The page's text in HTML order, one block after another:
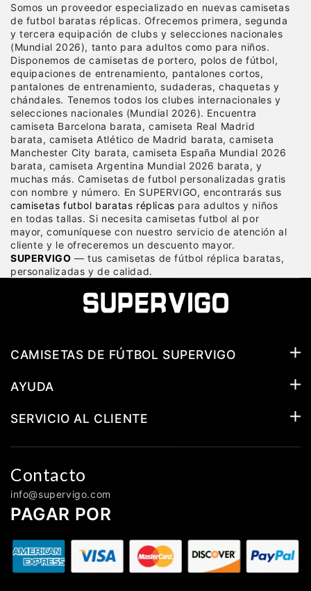
Somos un proveedor especializado en nuevas camisetas
de futbol baratas réplicas. Ofrecemos primera, segunda
y tercera equipación de clubs y selecciones nacionales
(Mundial 2026), tanto para adultos como para niños.
Disponemos de camisetas de portero, polos de fútbol,
equipaciones de entrenamiento, pantalones cortos,
pantalones de entrenamiento, sudaderas, chaquetas y
chándales. Tenemos todos los clubes internacionales y
selecciones nacionales (Mundial 2026). Encuentra
camiseta Barcelona barata, camiseta Real Madrid
barata, camiseta Atlético de Madrid barata, camiseta
Manchester City barata, camiseta España Mundial 2026
barata, camiseta Argentina Mundial 2026 barata, y
muchas más. Camisetas de futbol personalizadas gratis
con nombre y número. En SUPERVIGO, encontrarás sus
camisetas futbol baratas réplicas para adultos y niños
en todas tallas. Si necesita camisetas futbol al por
mayor, comuníquese con nuestro servicio de atención al
cliente y le ofreceremos un descuento mayor.
SUPERVIGO — tus camisetas de fútbol réplica baratas,
personalizadas y de calidad.
CAMISETAS DE FÚTBOL SUPERVIGO
AYUDA
SERVICIO AL CLIENTE
Contacto
info@supervigo.com
PAGAR POR